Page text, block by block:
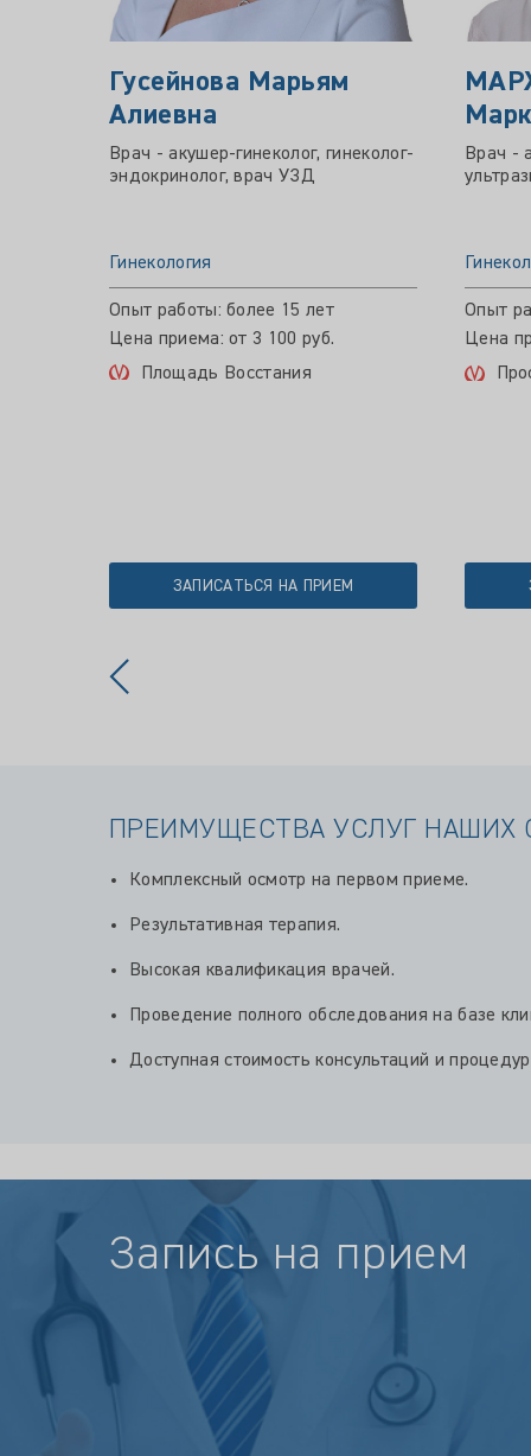
Гусейнова Марьям
Алиевна
Врач - акушер-гинеколог, гинеколог-
эндокринолог, врач УЗД
Гинекология
Опыт работы: более 15 лет
Цена приема: от 3 100 руб.
Площадь Восстания
ЗАПИСАТЬСЯ НА ПРИЕМ
Врач -
Опыт
Цена
ПРЕИМУЩЕСТВА УСЛУГ НАШИХ
Комплексный осмотр на первом приеме.
Результативная терапия.
Высокая квалификация врачей.
Проведение полного обследования на базе
Доступная стоимость консультаций и
Запись на прием